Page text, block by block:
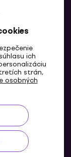
ich
strán,
osobných